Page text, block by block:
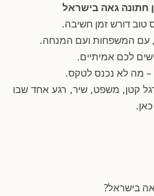
חתונה גאה בישראל
דורש זמן חשיבה.
עם המשפחות ועם המנחה.
לכם אמיתיים.
– מה לא נכנס לטקס.
קטן, משפט, שיר, רגע אחד שבו
בישראל?